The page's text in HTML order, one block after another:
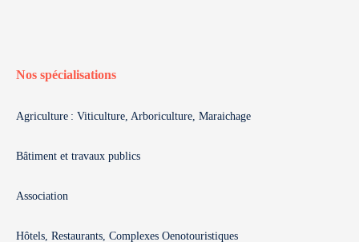
Nos spécialisations
Agriculture : Viticulture, Arboriculture, Maraichage
Bâtiment et travaux publics
Association
Hôtels, Restaurants, Complexes Oenotouristiques